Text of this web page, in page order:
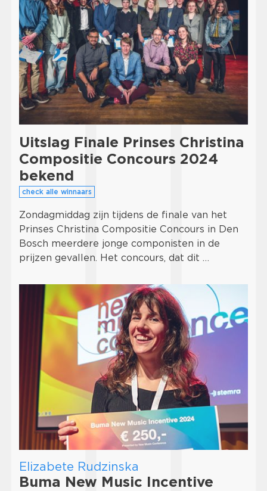
Uitslag Finale Prinses Christina
Compositie Concours 2024
bekend
check alle winnaars
Zondagmiddag zijn tijdens de finale van het
Prinses Christina Compositie Concours in Den
Bosch meerdere jonge componisten in de
prijzen gevallen. Het concours, dat dit …
Elizabete Rudzinska
Buma New Music Incentive